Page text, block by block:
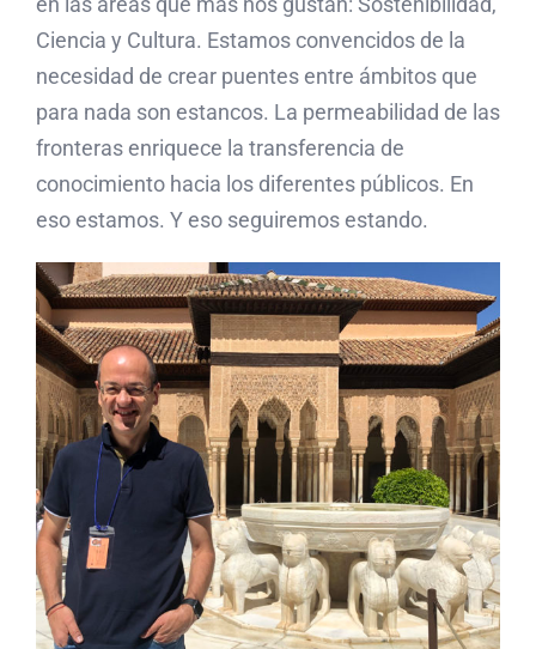
Ciencia y Cultura. Estamos convencidos de la
necesidad de crear puentes entre ámbitos que
para nada son estancos. La permeabilidad de las
fronteras enriquece la transferencia de
conocimiento hacia los diferentes públicos. En
eso estamos. Y eso seguiremos estando.
Acento
Comunicación